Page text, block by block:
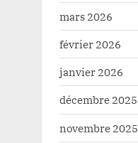
mars 2026
février 2026
janvier 2026
décembre 2025
novembre 2025